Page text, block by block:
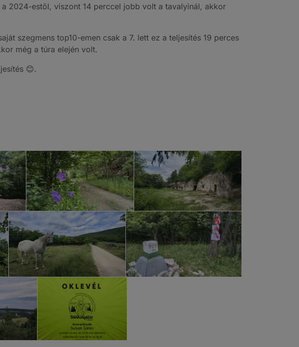
2024-estől, viszont 14 perccel jobb volt a tavalyinál, akkor
szegmens top10-emen csak a 7. lett ez a teljesítés 19 perces
még a túra elején volt.
😊.